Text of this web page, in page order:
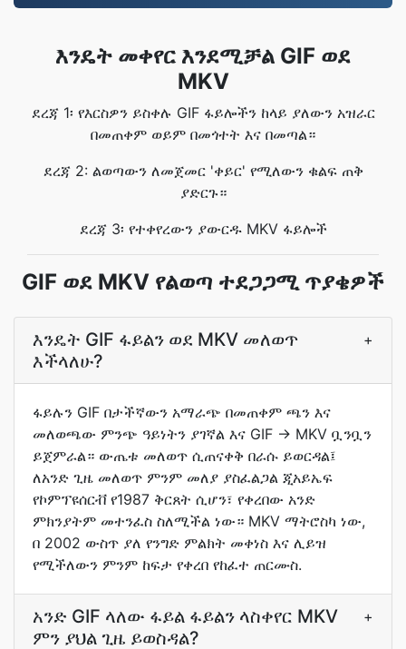
እንዴት መቀየር እንደሚቻል GIF ወደ
MKV
ደረጃ 1፡ የእርስዎን ይስቀሉ GIF ፋይሎችን ከላይ ያለውን አዝራር
በመጠቀም ወይም በመጎተት እና በመጣል።
ደረጃ 2: ልወጣውን ለመጀመር 'ቀይር' የሚለውን ቁልፍ ጠቅ
ያድርጉ።
ደረጃ 3፡ የተቀየረውን ያውርዱ MKV ፋይሎች
GIF ወደ MKV የልወጣ ተደጋጋሚ ጥያቄዎች
እንዴት GIF ፋይልን ወደ MKV መለወጥ
እችላለሁ?
+
ፋይሉን GIF በታችኛውን አማራጭ በመጠቀም ጫን እና
መለወጫው ምንጭ ዓይነትን ያገኛል እና GIF -> MKV ቧንቧን
ይጀምራል። ውጤቱ መለወጥ ሲጠናቀቅ በራሱ ይወርዳል፤
ለአንድ ጊዜ መለወጥ ምንም መለያ ያስፈልጋል ጂአይኤፍ
የኮምፕዩሰርቭ የ1987 ቅርጸት ሲሆን፣ የቀረበው አንድ
ምክንያትም መተንፈስ ስለሚችል ነው። MKV ማትሮስካ ነው,
በ 2002 ውስጥ ያለ የንግድ ምልክት መቀነስ እና ሊይዝ
የሚችለውን ምንም ከፍታ የቀረበ የከፈተ ጠርሙስ.
አንድ GIF ላለው ፋይል ፋይልን ላስቀየር MKV
ምን ያህል ጊዜ ይወስዳል?
+